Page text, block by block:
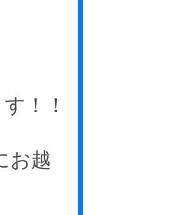
！！
お越